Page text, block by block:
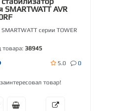
AVR
серии TOWER
товара: 38945
5.0 0
товар!